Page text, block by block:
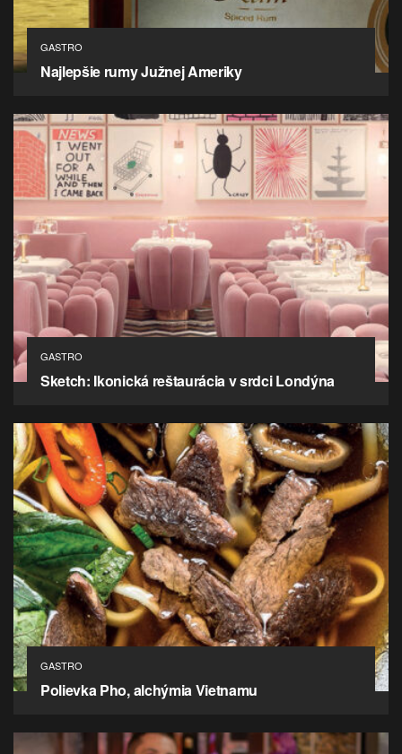
GASTRO
Najlepšie rumy Južnej Ameriky
GASTRO
Sketch: Ikonická reštaurácia v srdci Londýna
GASTRO
Polievka Pho, alchýmia Vietnamu